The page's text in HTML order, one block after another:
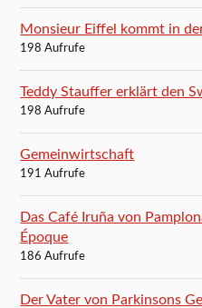
Monsieur Eiffel kommt in
198 Aufrufe
Teddy Stauffer erklärt den
198 Aufrufe
Gemeinwirtschaft
191 Aufrufe
Das Café Iruña von
Époque
186 Aufrufe
Der Vater von Parkinsons